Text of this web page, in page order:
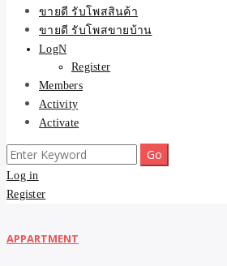
ขายดี รับโพสสินค้า
ขายดี รับโพสขายบ้าน
LogN
Register
Members
Activity
Activate
Search
for:
Log in
Register
APPARTMENT